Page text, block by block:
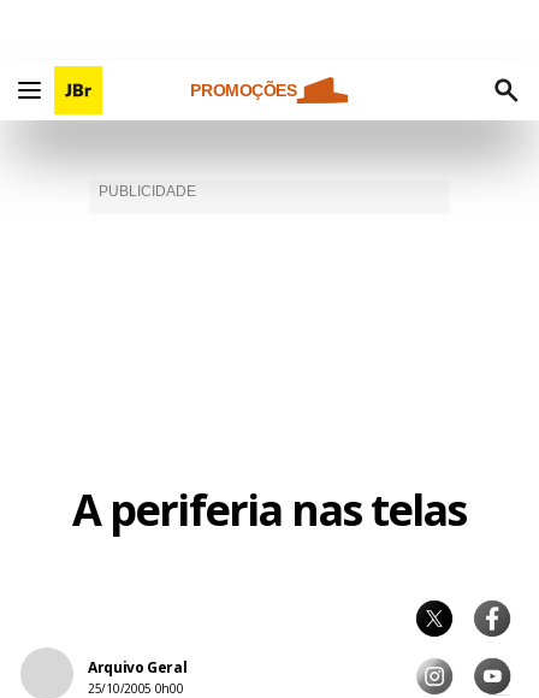
PROMOÇÕES
A periferia nas telas
Arquivo Geral
25/10/2005 0h00